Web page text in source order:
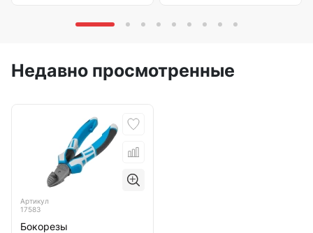
Недавно просмотренные
Артикул
17583
Бокорезы